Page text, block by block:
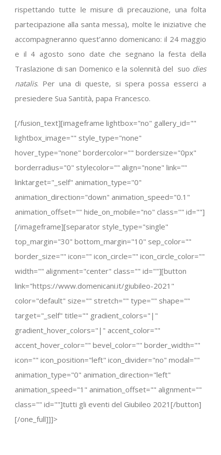
rispettando tutte le misure di precauzione, una folta
partecipazione alla santa messa), molte le iniziative che
accompagneranno quest’anno domenicano: il 24 maggio
e il 4 agosto sono date che segnano la festa della
Traslazione di san Domenico e la solennità del suo dies
natalis. Per una di queste, si spera possa esserci a
presiedere Sua Santità, papa Francesco.
[/fusion_text][imageframe lightbox="no" gallery_id=""
lightbox_image="" style_type="none"
hover_type="none" bordercolor="" bordersize="0px"
borderradius="0" stylecolor="" align="none" link=""
linktarget="_self" animation_type="0"
animation_direction="down" animation_speed="0.1"
animation_offset="" hide_on_mobile="no" class="" id=""]
[/imageframe][separator style_type="single"
top_margin="30" bottom_margin="10" sep_color=""
border_size="" icon="" icon_circle="" icon_circle_color=""
width="" alignment="center" class="" id=""][button
link="https://www.domenicani.it/giubileo-2021"
color="default" size="" stretch="" type="" shape=""
target="_self" title="" gradient_colors="|"
gradient_hover_colors="|" accent_color=""
accent_hover_color="" bevel_color="" border_width=""
icon="" icon_position="left" icon_divider="no" modal=""
animation_type="0" animation_direction="left"
animation_speed="1" animation_offset="" alignment=""
class="" id=""]tutti gli eventi del Giubileo 2021[/button]
[/one_full]]]>